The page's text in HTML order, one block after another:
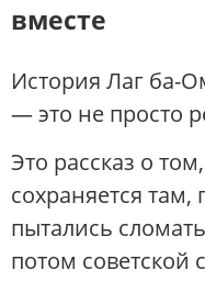
вместе
История Лаг ба-
— это не просто
Это рассказ о
сохраняется там,
пытались
потом советской